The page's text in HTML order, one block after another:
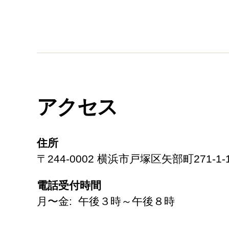
アクセス
住所
〒244-0002 横浜市戸塚区矢部町271-1-
電話受付時間
月〜金: 午後３時～午後８時